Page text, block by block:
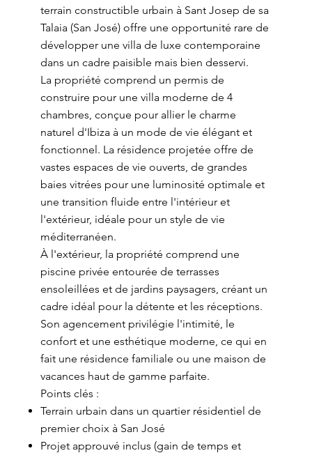
terrain constructible urbain à Sant Josep de sa
Talaia (San José) offre une opportunité rare de
développer une villa de luxe contemporaine
dans un cadre paisible mais bien desservi.
La propriété comprend un permis de
construire pour une villa moderne de 4
chambres, conçue pour allier le charme
naturel d'Ibiza à un mode de vie élégant et
fonctionnel. La résidence projetée offre de
vastes espaces de vie ouverts, de grandes
baies vitrées pour une luminosité optimale et
une transition fluide entre l'intérieur et
l'extérieur, idéale pour un style de vie
méditerranéen.
À l'extérieur, la propriété comprend une
piscine privée entourée de terrasses
ensoleillées et de jardins paysagers, créant un
cadre idéal pour la détente et les réceptions.
Son agencement privilégie l'intimité, le
confort et une esthétique moderne, ce qui en
fait une résidence familiale ou une maison de
vacances haut de gamme parfaite.
Points clés :
Terrain urbain dans un quartier résidentiel de
premier choix à San José
Projet approuvé inclus (gain de temps et